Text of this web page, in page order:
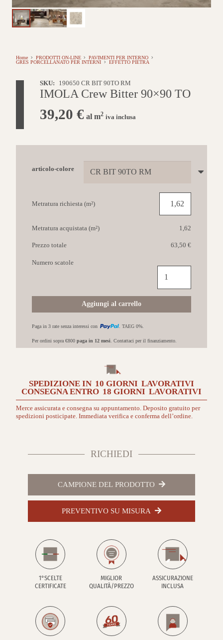
Home PRODOTTI ON-LINE
PAVIMENTI PER INTERNO
GRES PORCELLANATO PER INTERNI
EFFETTO PIETRA
SKU: 190650 CR BIT 90TO RM
IMOLA Crew Bitter 90×90 TO
39,20 € al m2 iva inclusa
articolo-colore
Metratura richiesta (m²)
Metratura acquistata (m²) 1,62
Prezzo totale 63,50 €
Crew
Bitter
Aggiungi al carrello
Numero scatole
Paga in 3 rate senza interessi con . TAEG 0%.
Per ordini sopra €800 paga in 12 mesi . Contattaci per il finanziamento.
SPEDIZIONE IN 10 GIORNI LAVORATIVI
CONSEGNA ENTRO 18 GIORNI LAVORATIVI
Merce assicurata e consegna su appuntamento. Deposito gratuito per
spedizioni posticipate. Immediata verifica e conferma dell’ordine.
RICHIEDI
CAMPIONE DEL PRODOTTO
PREVENTIVO SU MISURA
1°SCELTE
CERTIFICATE
MIGLIOR
QUALITÀ/PREZZO
ASSICURAZIONE
INCLUSA